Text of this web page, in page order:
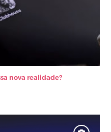
nova realidade?